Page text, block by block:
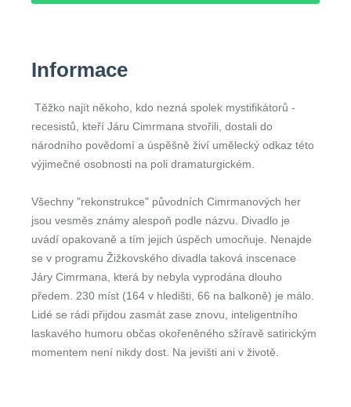
Informace
Těžko najít někoho, kdo nezná spolek mystifikátorů -
recesistů, kteří Járu Cimrmana stvořili, dostali do
národního povědomí a úspěšně živí umělecký odkaz této
výjimečné osobnosti na poli dramaturgickém.
Všechny "rekonstrukce" původních Cimrmanových her
jsou vesměs známy alespoň podle názvu. Divadlo je
uvádí opakovaně a tím jejich úspěch umocňuje. Nenajde
se v programu Žižkovského divadla taková inscenace
Járy Cimrmana, která by nebyla vyprodána dlouho
předem. 230 míst (164 v hledišti, 66 na balkoně) je málo.
Lidé se rádi přijdou zasmát zase znovu, inteligentního
laskavého humoru občas okořeněného sžíravě satirickým
momentem není nikdy dost. Na jevišti ani v životě.